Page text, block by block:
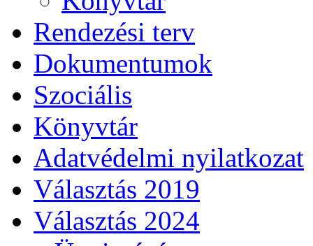
Rendezési terv
Dokumentumok
Szociális
Könyvtár
Adatvédelmi nyilatkozat
Választás 2019
Választás 2024